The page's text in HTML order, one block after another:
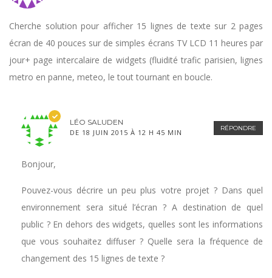
Cherche solution pour afficher 15 lignes de texte sur 2 pages
écran de 40 pouces sur de simples écrans TV LCD 11 heures par
jour+ page intercalaire de widgets (fluidité trafic parisien, lignes
metro en panne, meteo, le tout tournant en boucle.
RÉPONDRE
LÉO SALUDEN
DE 18 JUIN 2015 À 12 H 45 MIN
Bonjour,
Pouvez-vous décrire un peu plus votre projet ? Dans quel
environnement sera situé l’écran ? A destination de quel
public ? En dehors des widgets, quelles sont les informations
que vous souhaitez diffuser ? Quelle sera la fréquence de
changement des 15 lignes de texte ?